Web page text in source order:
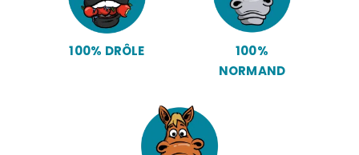
100% DRÔLE
100%
NORMAND